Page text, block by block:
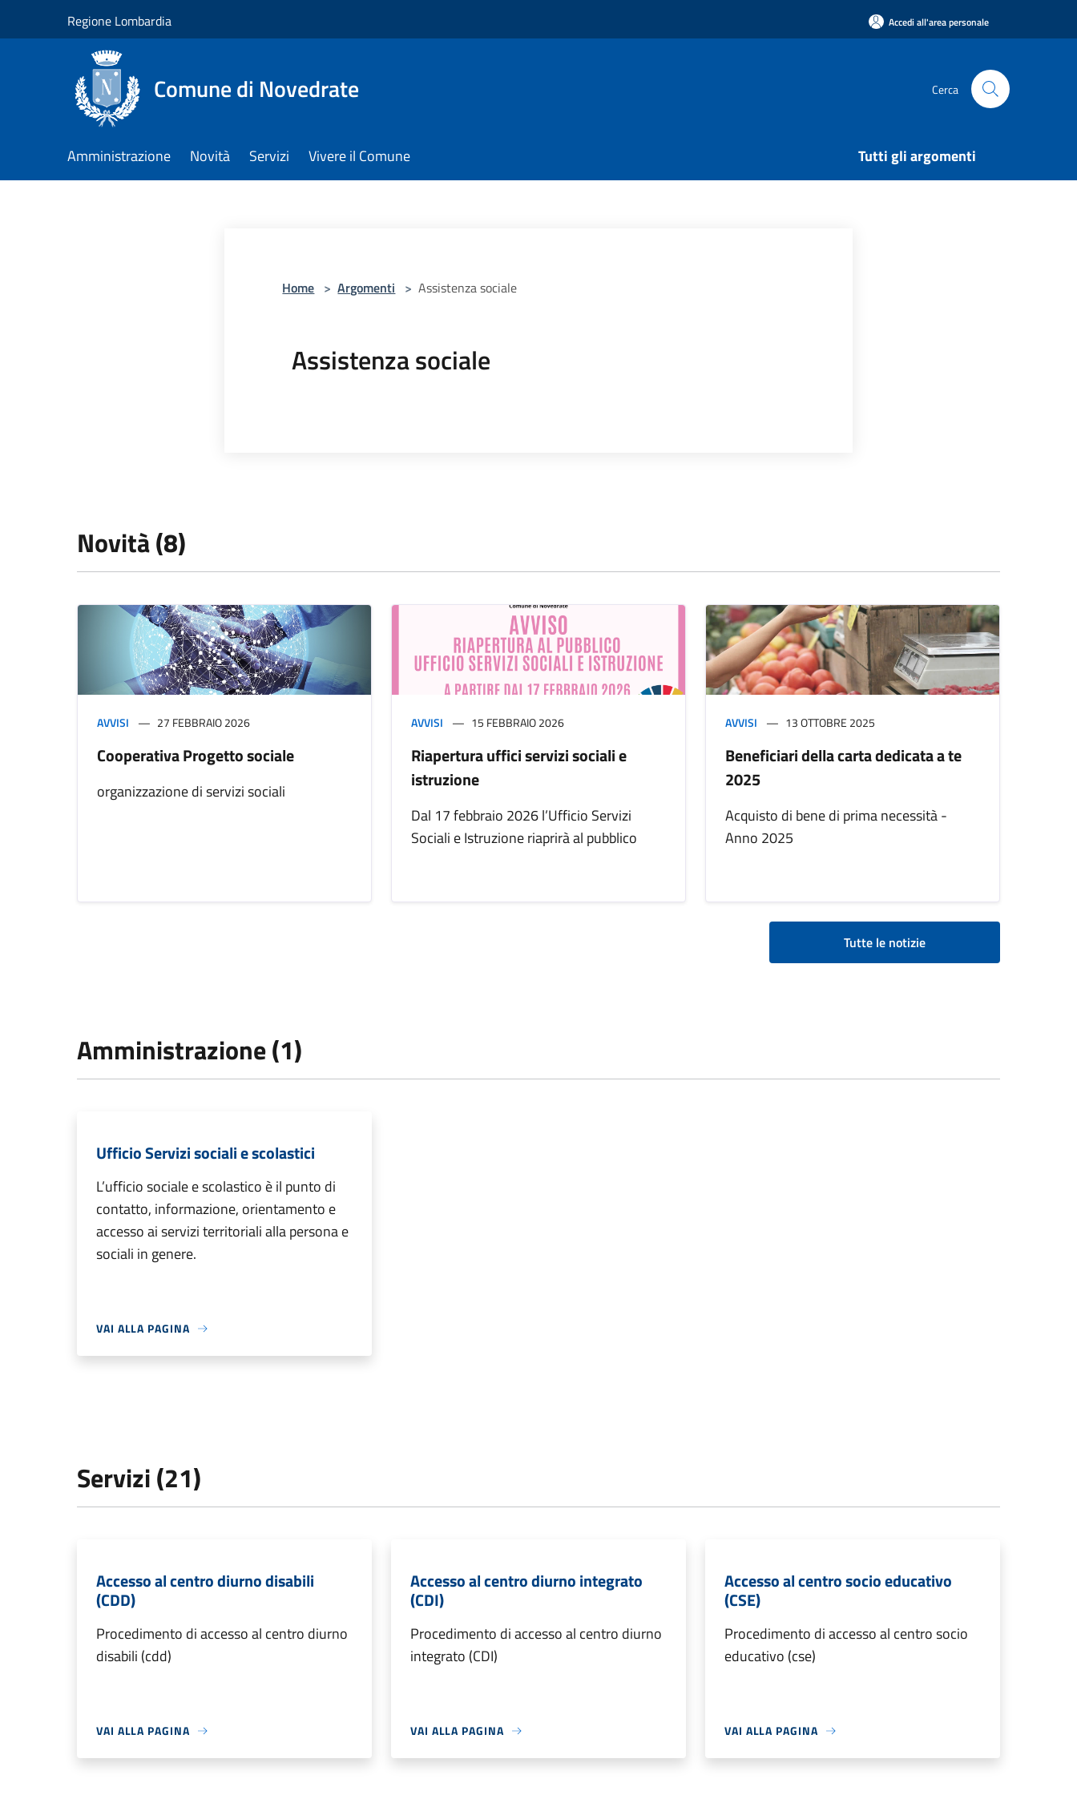
Regione Lombardia Accedi all'area personale
Comune di Novedrate Cerca
Amministrazione Novità Servizi Vivere il Comune Tutti gli argomenti
Home > Argomenti > Assistenza sociale
Assistenza sociale
Novità (8)
AVVISI 27 FEBBRAIO 2026
Cooperativa Progetto sociale
organizzazione di servizi sociali
AVVISI 15 FEBBRAIO 2026
Riapertura uffici servizi sociali e
istruzione
Dal 17 febbraio 2026 l’Ufficio Servizi
Sociali e Istruzione riaprirà al pubblico
AVVISI 13 OTTOBRE 2025
Beneficiari della carta dedicata a te
2025
Acquisto di bene di prima necessità -
Anno 2025
Tutte le notizie
Amministrazione (1)
Ufficio Servizi sociali e scolastici
L’ufficio sociale e scolastico è il punto di
contatto, informazione, orientamento e
accesso ai servizi territoriali alla persona e
sociali in genere.
VAI ALLA PAGINA
Servizi (21)
Accesso al centro diurno disabili
(CDD)
Procedimento di accesso al centro diurno
disabili (cdd)
VAI ALLA PAGINA
Accesso al centro diurno integrato
(CDI)
Procedimento di accesso al centro diurno
integrato (CDI)
VAI ALLA PAGINA
Accesso al centro socio educativo
(CSE)
Procedimento di accesso al centro socio
educativo (cse)
VAI ALLA PAGINA